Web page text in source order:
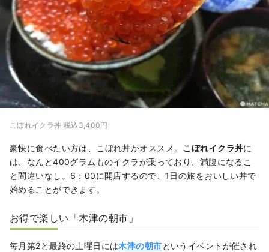
こぼれイクラ丼 税込3,400円
豪快に食べたい方は、こぼれ丼がオススメ。 こぼれイクラ丼に
は、なんと400グラムものイクラが乗っており、満腹になるこ
と間違いなし。6：00に開店するので、1日の旅をおいしい丼で
始めることができます。
お得で楽しい「木津の朝市」
毎月第2と最終の土曜日には木津の朝市というイベントが催され